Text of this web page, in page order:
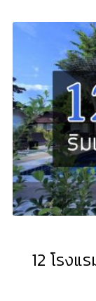
12 โรง